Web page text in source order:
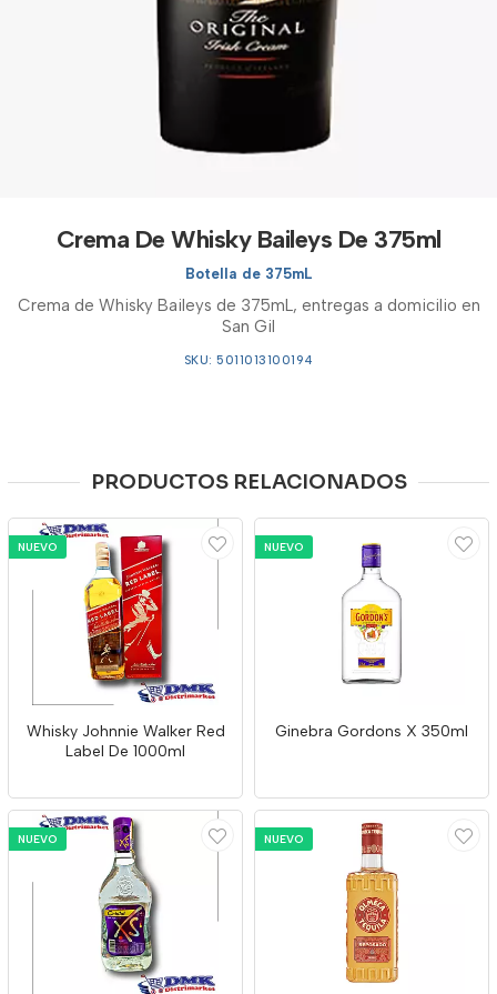
Crema De Whisky Baileys De 375ml
Botella de 375mL
Crema de Whisky Baileys de 375mL, entregas a domicilio en
San Gil
SKU: 5011013100194
PRODUCTOS RELACIONADOS
NUEVO
Whisky Johnnie Walker Red
Label De 1000ml
NUEVO
Ginebra Gordons X 350ml
NUEVO NUEVO